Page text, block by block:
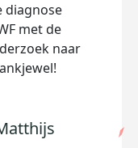
diagnose
met de
naar